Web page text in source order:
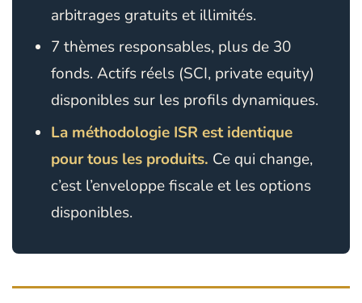
arbitrages gratuits et illimités.
7 thèmes responsables, plus de 30
fonds. Actifs réels (SCI, private equity)
disponibles sur les profils dynamiques.
La méthodologie ISR est identique
pour tous les produits. Ce qui change,
c’est l’enveloppe fiscale et les options
disponibles.